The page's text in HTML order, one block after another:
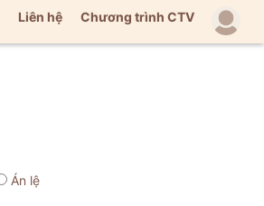
Liên hệ Chương trình CTV
Án lệ